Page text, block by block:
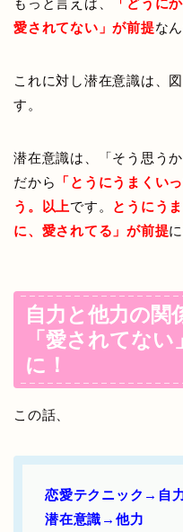
もっと言えば、
「どうに
愛されてない」が前提な
これに対し潜在意識は、
す。
潜在意識は、「そう思う
だから
「とうにうまくい
う。以上です。 とうにう
に、愛されてる」が前提
自力と他力の関
「愛されてな
に！
この話、
恋愛テクニック→自
潜在意識→他力